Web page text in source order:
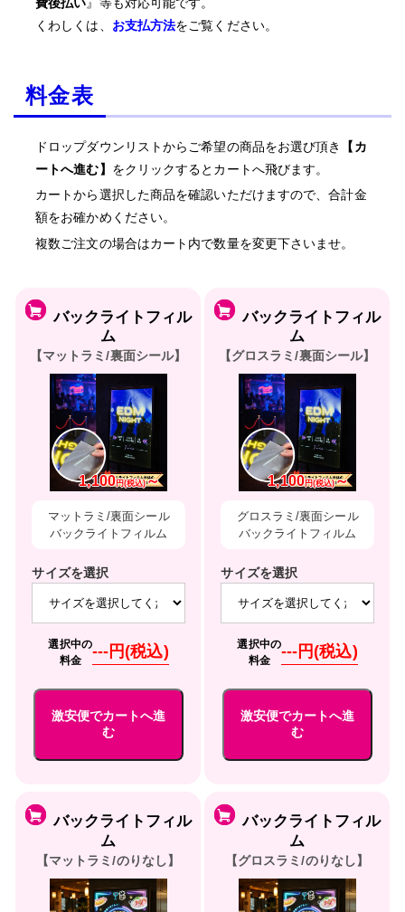
くわしくは、 お支払方法をご覧ください。
料金表
ドロップダウンリストからご希望の商品をお選び頂き
【カ
ートへ進む】 をクリックするとカートへ飛びます。
カートから選択した商品を確認いただけますので、合計金
額をお確かめください。
複数ご注文の場合はカート内で数量を変更下さいませ。
バックライトフィル
ム
【マットラミ/裏面シール】
1,100円(税込)～
マットラミ/裏面シール
バックライトフィルム
サイズを選択
選択中の
料金
---円(税込)
激安便でカートへ進
む
バックライトフィル
ム
【グロスラミ/裏面シール】
1,100円(税込)～
グロスラミ/裏面シール
バックライトフィルム
サイズを選択
選択中の
料金
---円(税込)
激安便でカートへ進
む
バックライトフィル
ム
【マットラミ/のりなし】
バックライトフィル
ム
【グロスラミ/のりなし】